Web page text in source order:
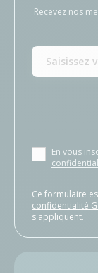
Recevez nos
En vous
Ce formulaire
confidentialité
s'appliquent.